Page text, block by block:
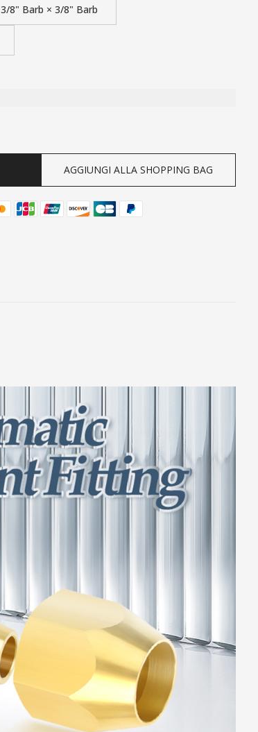
3/8" Barb × 3/8" Barb
AGGIUNGI ALLA SHOPPING BAG